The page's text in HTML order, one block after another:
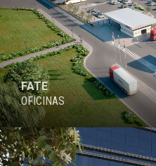
FATE
OFICINAS